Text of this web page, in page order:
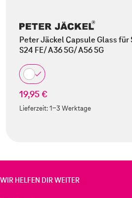
Peter Jäckel Capsule Glass für
S24 FE/ A36 5G/ A56 5G
19,95 €
Lieferzeit:1-3 Werktage
WIR HELFEN DIR WEITER